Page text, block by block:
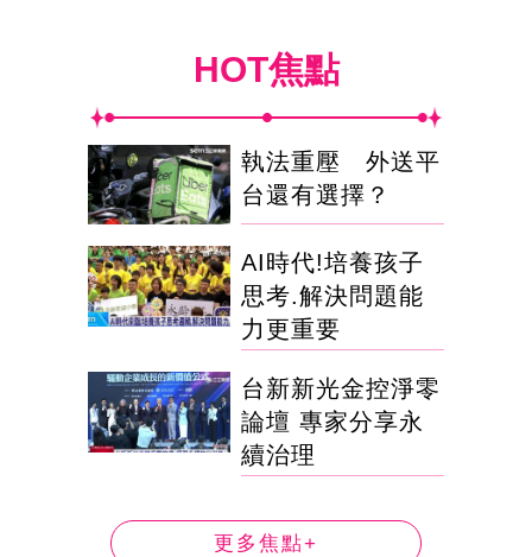
HOT焦點
執法重壓 外送平
台還有選擇？
AI時代!培養孩子
思考.解決問題能
力更重要
台新新光金控淨零
論壇 專家分享永
續治理
更多焦點+